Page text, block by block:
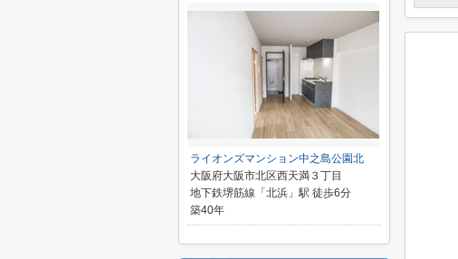
ライオンズマンション中之島公園北
大阪府大阪市北区西天満３丁目
地下鉄堺筋線「北浜」駅 徒歩6分
築40年